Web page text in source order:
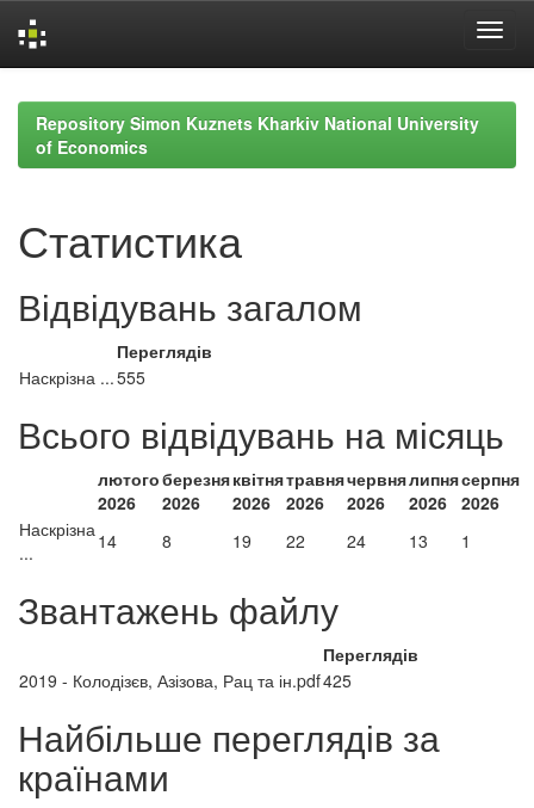
navigationRepository Simon Kuznets Kharkiv National University
of Economics
Статистика
Відвідувань загалом
Переглядів
Наскрізна ...555
Всього відвідувань на місяць
лютого
2026
березня
2026
квітня
2026
травня
2026
червня
2026
липня
2026
серпня
2026
Наскрізна
...
14 8 19 22 24 13 1
Звантажень файлу
Переглядів
2019 - Колодізєв, Азізова, Рац та ін.pdf425
Найбільше переглядів за
країнами